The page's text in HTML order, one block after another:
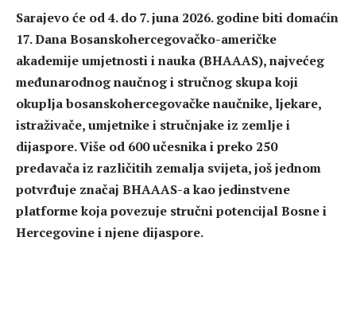
Sarajevo će od 4. do 7. juna 2026. godine biti domaćin
17. Dana Bosanskohercegovačko-američke
akademije umjetnosti i nauka (BHAAAS), najvećeg
međunarodnog naučnog i stručnog skupa koji
okuplja bosanskohercegovačke naučnike, ljekare,
istraživače, umjetnike i stručnjake iz zemlje i
dijaspore. Više od 600 učesnika i preko 250
predavača iz različitih zemalja svijeta, još jednom
potvrđuje značaj BHAAAS-a kao jedinstvene
platforme koja povezuje stručni potencijal Bosne i
Hercegovine i njene dijaspore.